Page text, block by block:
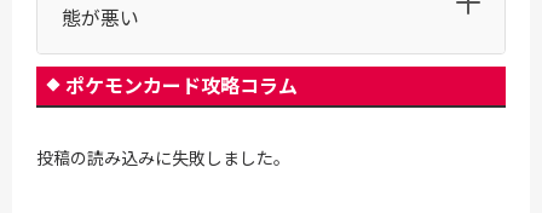
態が悪い
ポケモンカード攻略コラム
投稿の読み込みに失敗しました。